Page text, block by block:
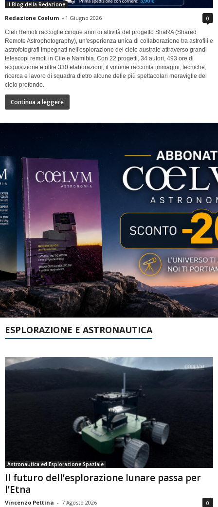
Il Blog della Redazione
Redazione Coelum - 1 Giugno 2026 0
Cieli Remoti raccoglie cinque anni di attività del progetto ShaRA (Shared
Remote Astrophotography), un'esperienza unica di collaborazione tra astrofili e
astrofotografi impegnati nell'esplorazione del cielo australe attraverso grandi
telescopi remoti in Cile e Namibia. Con 22 progetti, 34 autori, 493 ore di
acquisizione e oltre 330 elaborazioni, il volume racconta immagini, tecniche,
ricerca e lavoro di squadra dietro alcune delle più spettacolari meraviglie del
cielo profondo.
Continua a leggere
ESPLORAZIONE E ASTRONAUTICA
Astronautica ed Esplorazione Spaziale
Il futuro dell’esplorazione lunare passa per
l’Etna
Vincenzo Pettina - 7 Agosto 2026 0